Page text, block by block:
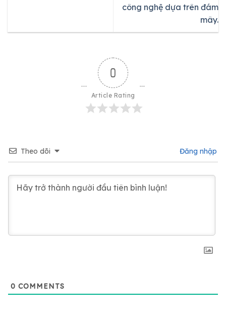
công nghệ dựa trên đám
mây.
0
Article Rating
Theo dõi Đăng nhập
0 COMMENTS